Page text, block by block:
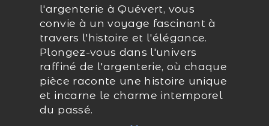
l'argenterie à Quévert, vous
convie à un voyage fascinant à
travers l'histoire et l'élégance.
Plongez-vous dans l'univers
raffiné de l'argenterie, où chaque
pièce raconte une histoire unique
et incarne le charme intemporel
du passé.